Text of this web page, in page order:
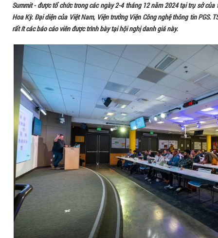
Summit - được tổ chức trong các ngày 2-4 tháng 12 năm 2024 tại trụ sở của
Hoa Kỳ. Đại diện của Việt Nam, Viện trưởng Viện Công nghệ thông tin PGS.
rất ít các báo cáo viên được trình bày tại hội nghị danh giá này.